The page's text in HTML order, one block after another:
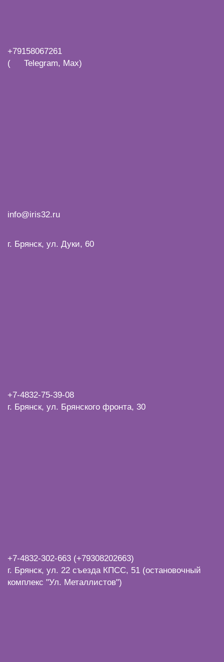
+79158067261
(
Telegram, Max)
info@iris32.ru
г. Брянск, ул. Дуки, 60
+7-4832-75-39-08
г. Брянск, ул. Брянского фронта, 30
+7-4832-302-663 (+79308202663)
г. Брянск, ул. 22 съезда КПСС, 51 (остановочный
комплекс "Ул. Металлистов")